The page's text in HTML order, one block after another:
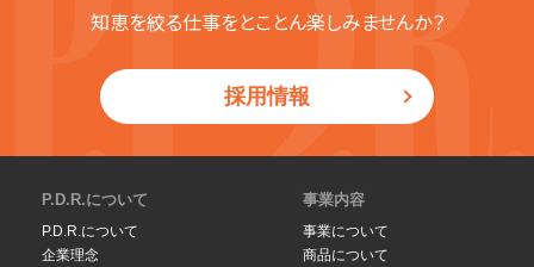
知恵を絞る仕事をとことん楽しみませんか？
採用情報
P.D.R.について
P.D.R.について
企業理念
事業内容
事業について
商品について